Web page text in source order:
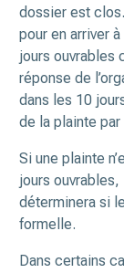
dossier est
pour en arriver
jours ouvrables
réponse de
dans les 10
de la plainte par
Si une plainte
jours ouvrables,
déterminera si
formelle.
Dans certains